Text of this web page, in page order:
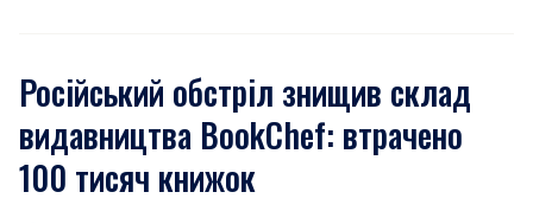
Російський обстріл знищив склад
видавництва BookChef: втрачено
100 тисяч книжок